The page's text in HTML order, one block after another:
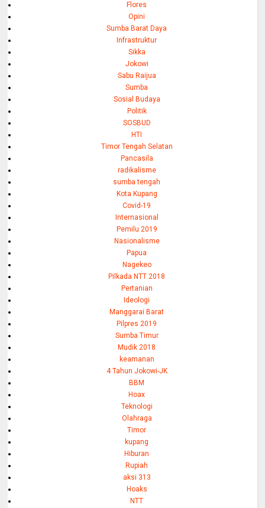
Flores
Opini
Sumba Barat Daya
Infrastruktur
Sikka
Jokowi
Sabu Raijua
Sumba
Sosial Budaya
Politik
SOSBUD
HTI
Timor Tengah Selatan
Pancasila
radikalisme
sumba tengah
Kota Kupang
Covid-19
Internasional
Pemilu 2019
Nasionalisme
Papua
Nagekeo
Pilkada NTT 2018
Pertanian
Ideologi
Manggarai Barat
Pilpres 2019
Sumba Timur
Mudik 2018
keamanan
4 Tahun Jokowi-JK
BBM
Hoax
Teknologi
Olahraga
Timor
kupang
Hiburan
Rupiah
aksi 313
Hoaks
NTT